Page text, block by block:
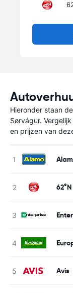
Hieronder staan
Sørvágur.
en prijzen van
Avis